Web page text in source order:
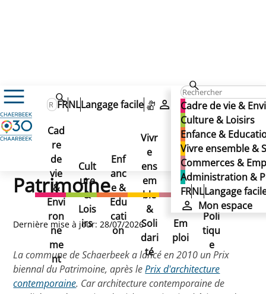
Cadre de vie &
Culture & Loisirs
Enfance &
Vivre ensemble &
Commerces &
Administration &
FRNLLangage
Mon espace
FRNLLangage facile
Mon espace
Cad
re
de
vie
&
Envi
ron
ne
me
nt
Cult
ure
&
Lois
irs
Enf
anc
e &
Edu
cati
on
Vivr
e
ens
em
ble
&
Soli
dari
té
Co
mm
erc
es
&
Em
ploi
Ad
min
istr
atio
n &
Poli
tiqu
e
Culture & Loisirs
Histoire, Tourisme & Patrimoine
Patrimoine architectural
Préservation & valorisation du patrimoine
Prix biennal du
Patrimoine
Prix biennal du Patrimoine
Dernière mise à jour: 28/07/2026
La commune de Schaerbeek a lancé en 2010 un Prix
biennal du Patrimoine, après lePrix d'architecture
contemporaine. Car architecture contemporaine de